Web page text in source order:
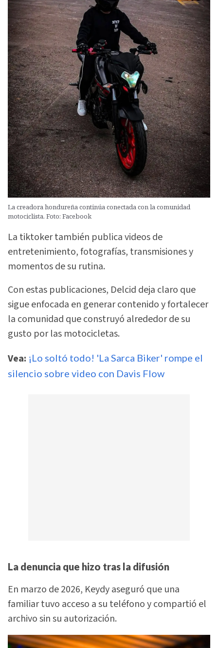
La creadora hondureña continúa conectada con la comunidad
motociclista. Foto: Facebook
La tiktoker también publica videos de
entretenimiento, fotografías, transmisiones y
momentos de su rutina.
Con estas publicaciones, Delcid deja claro que
sigue enfocada en generar contenido y fortalecer
la comunidad que construyó alrededor de su
gusto por las motocicletas.
Vea: ¡Lo soltó todo! 'La Sarca Biker' rompe el
silencio sobre video con Davis Flow
La denuncia que hizo tras la difusión
En marzo de 2026, Keydy aseguró que una
familiar tuvo acceso a su teléfono y compartió el
archivo sin su autorización.